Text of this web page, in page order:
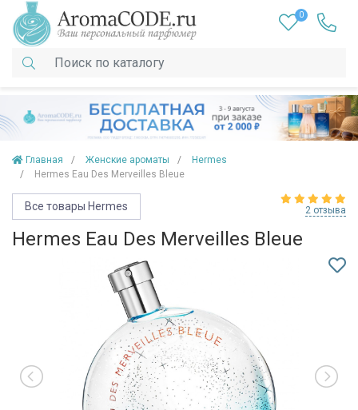
0
Главная Женские ароматы
Hermes
Hermes Eau Des Merveilles Bleue
Все товары Hermes 2 отзыва
Hermes Eau Des Merveilles Bleue